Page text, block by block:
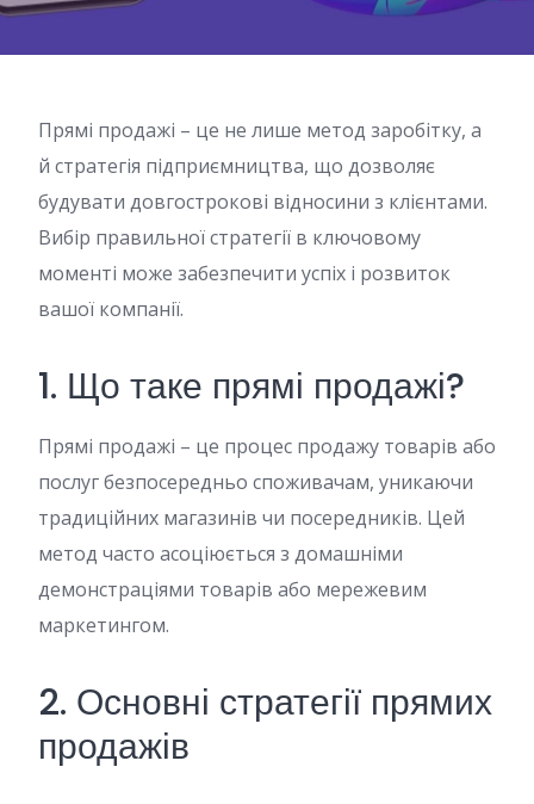
Прямі продажі – це не лише метод заробітку, а
й стратегія підприємництва, що дозволяє
будувати довгострокові відносини з клієнтами.
Вибір правильної стратегії в ключовому
моменті може забезпечити успіх і розвиток
вашої компанії.
1. Що таке прямі продажі?
Прямі продажі – це процес продажу товарів або
послуг безпосередньо споживачам, уникаючи
традиційних магазинів чи посередників. Цей
метод часто асоціюється з домашніми
демонстраціями товарів або мережевим
маркетингом.
2. Основні стратегії прямих
продажів